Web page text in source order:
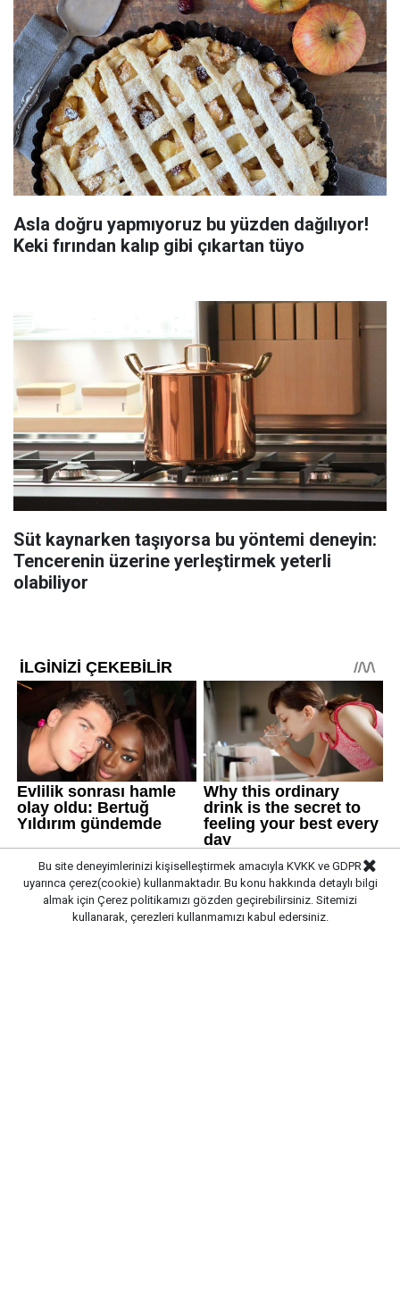
Asla doğru yapmıyoruz bu yüzden dağılıyor!
Keki fırından kalıp gibi çıkartan tüyo
Süt kaynarken taşıyorsa bu yöntemi deneyin:
Tencerenin üzerine yerleştirmek yeterli
olabiliyor
Bu site deneyimlerinizi kişiselleştirmek amacıyla KVKK ve GDPR
uyarınca çerez(cookie) kullanmaktadır. Bu konu hakkında detaylı bilgi
almak için Çerez politikamızı gözden geçirebilirsiniz. Sitemizi
kullanarak, çerezleri kullanmamızı kabul edersiniz.